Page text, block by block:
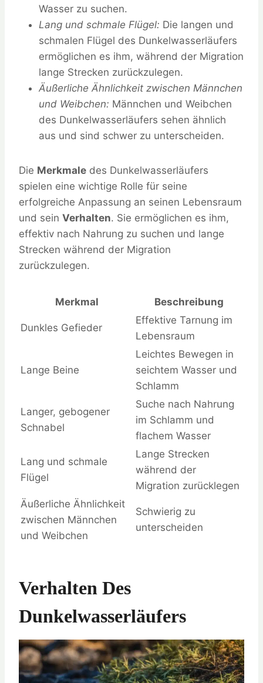
Wasser zu suchen.
Lang und schmale Flügel: Die langen und
schmalen Flügel des Dunkelwasserläufers
ermöglichen es ihm, während der Migration
lange Strecken zurückzulegen.
Äußerliche Ähnlichkeit zwischen Männchen
und Weibchen: Männchen und Weibchen
des Dunkelwasserläufers sehen ähnlich
aus und sind schwer zu unterscheiden.
Die Merkmale des Dunkelwasserläufers
spielen eine wichtige Rolle für seine
erfolgreiche Anpassung an seinen Lebensraum
und sein Verhalten. Sie ermöglichen es ihm,
effektiv nach Nahrung zu suchen und lange
Strecken während der Migration
zurückzulegen.
Merkmal Beschreibung
Dunkles Gefieder
Effektive Tarnung im
Lebensraum
Lange Beine
Leichtes Bewegen in
seichtem Wasser und
Schlamm
Langer, gebogener
Schnabel
Suche nach Nahrung
im Schlamm und
flachem Wasser
Lang und schmale
Flügel
Lange Strecken
während der
Migration zurücklegen
Äußerliche Ähnlichkeit
zwischen Männchen
und Weibchen
Schwierig zu
unterscheiden
Verhalten Des
Dunkelwasserläufers